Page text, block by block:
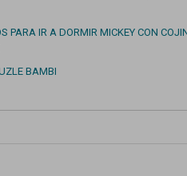
PARA IR A DORMIR MICKEY CON
BAMBI